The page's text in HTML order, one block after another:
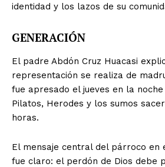
identidad y los lazos de su
GENERACIÓN
El padre Abdón Cruz Huacasi
representación se realiza de
fue apresado el jueves en la
Pilatos, Herodes y los sumos
horas.
El mensaje central del párroco en
fue claro: el perdón de Dios debe